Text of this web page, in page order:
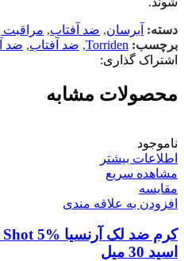
دسته: آبرسان, ضد آفتاب,
برچسب: Torriden
, ضد آفتاب, ضد
اشتراک گذاری:
محصولات مشابه
ناموجود
اطلاعات بیشتر
مشاهده سریع
مقایسه
افزودن به علاقه مندی
اسید 30 میل